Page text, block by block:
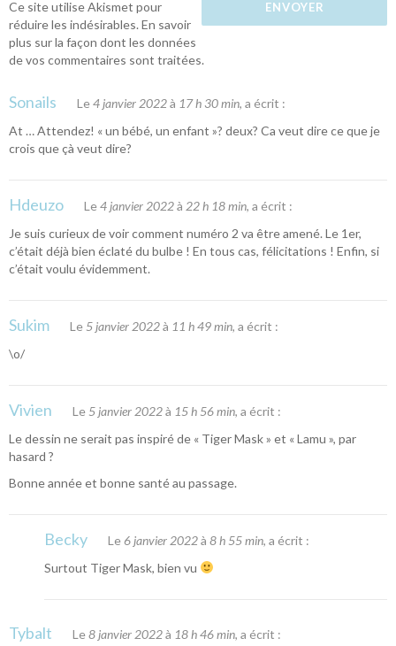
Ce site utilise Akismet pour
réduire les indésirables. En savoir
plus sur la façon dont les données
de vos commentaires sont traitées.
Sonails Le4 janvier 2022à 17 h 30 min, a écrit :
At … Attendez! « un bébé, un enfant »? deux? Ca veut dire ce que je
crois que çà veut dire?
Hdeuzo Le4 janvier 2022à 22 h 18 min, a écrit :
Je suis curieux de voir comment numéro 2 va être amené. Le 1er,
c’était déjà bien éclaté du bulbe ! En tous cas, félicitations ! Enfin, si
c’était voulu évidemment.
Sukim Le 5 janvier 2022à 11 h 49 min, a écrit :
\o/
Vivien Le 5 janvier 2022à 15 h 56 min, a écrit :
Le dessin ne serait pas inspiré de « Tiger Mask » et « Lamu », par
hasard ?
Bonne année et bonne santé au passage.
Becky Le6 janvier 2022à 8 h 55 min, a écrit :
Surtout Tiger Mask, bien vu
Tybalt Le8 janvier 2022à 18 h 46 min, a écrit :